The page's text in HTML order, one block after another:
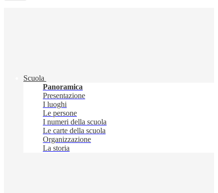
Scuola
Panoramica
Presentazione
I luoghi
Le persone
I numeri della scuola
Le carte della scuola
Organizzazione
La storia